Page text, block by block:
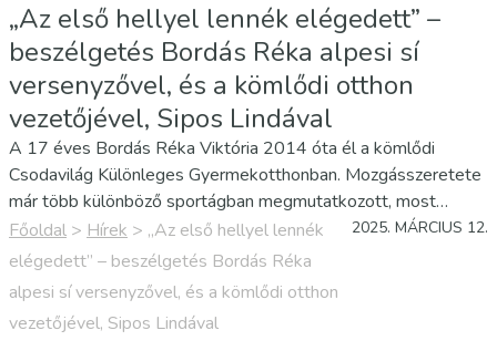
„Az első hellyel lennék elégedett” –
beszélgetés Bordás Réka alpesi sí
versenyzővel, és a kömlődi otthon
vezetőjével, Sipos Lindával
A 17 éves Bordás Réka Viktória 2014 óta él a kömlődi
Csodavilág Különleges Gyermekotthonban. Mozgásszeretete
már több különböző sportágban megmutatkozott, most
azonban sportolói pályafutásának egy kiemelkedő
állomásához érkezett: március 7-től alpesi sí kategóriában
részt vehet a torinói Speciális…
Főoldal > Hírek > „Az első hellyel lennék
elégedett” – beszélgetés Bordás Réka
alpesi sí versenyzővel, és a kömlődi otthon
vezetőjével, Sipos Lindával
2025. MÁRCIUS 12.